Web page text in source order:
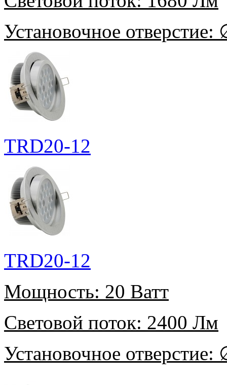
Установочное отверстие:
TRD20-12
TRD20-12
Мощность: 20 Ватт
Световой поток: 2400 Лм
Установочное отверстие: